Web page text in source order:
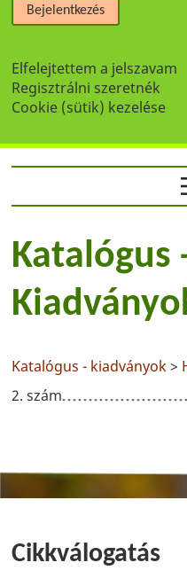
Bejelentkezés
Elfelejtettem a jelszavam
Regisztrálni szeretnék
Cookie (sütik) kezelése
Katalógus
Katalógus - kiadványok>
2. szám
Cikkválogatás